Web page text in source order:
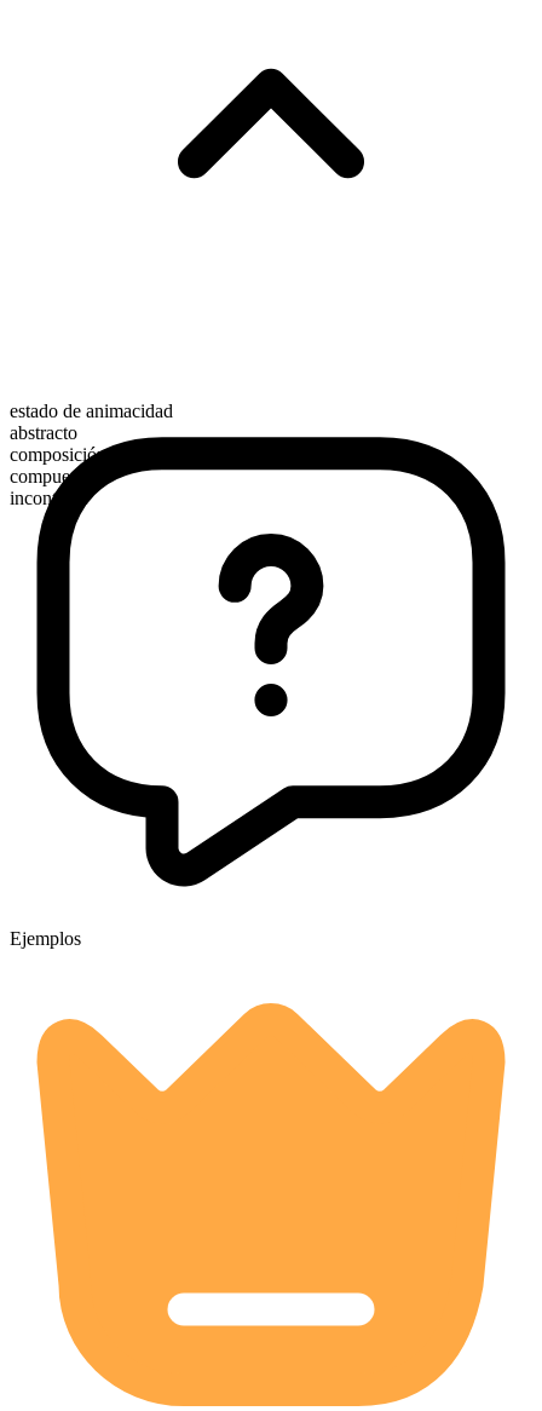
estado de animacidad
abstracto
composición morfológica
compuesto
incontable
Ejemplos